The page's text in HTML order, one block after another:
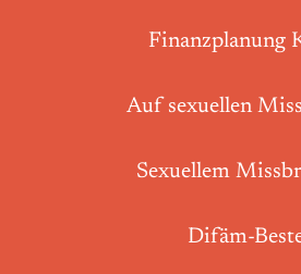
Finanzplanung
Auf sexuellen
Sexuellem
Difäm-